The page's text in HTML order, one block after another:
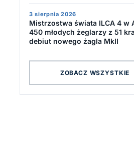
3 sierpnia 2026
Mistrzostwa świata ILCA 4 w
450 młodych żeglarzy z 51
debiut nowego żagla MkII
ZOBACZ WSZYSTKIE